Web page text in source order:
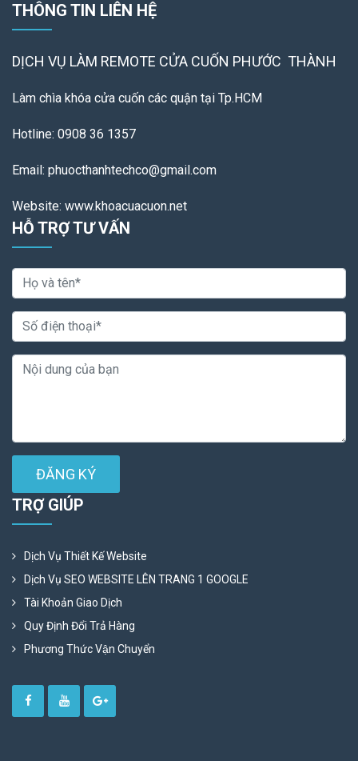
THÔNG TIN LIÊN HỆ
DỊCH VỤ LÀM REMOTE CỬA CUỐN PHƯỚC THÀNH
Làm chìa khóa cửa cuốn các quận tại Tp.HCM
Hotline: 0908 36 1357
Email: phuocthanhtechco@gmail.com
Website: www.khoacuacuon.net
HỖ TRỢ TƯ VẤN
ĐĂNG KÝ
TRỢ GIÚP
Dịch Vụ Thiết Kế Website
Dịch Vụ SEO WEBSITE LÊN TRANG 1 GOOGLE
Tài Khoản Giao Dịch
Quy Định Đổi Trả Hàng
Phương Thức Vận Chuyển